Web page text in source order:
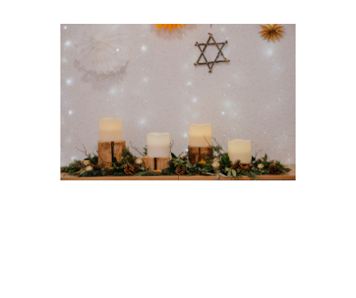
Zeige
grösseres
Bild